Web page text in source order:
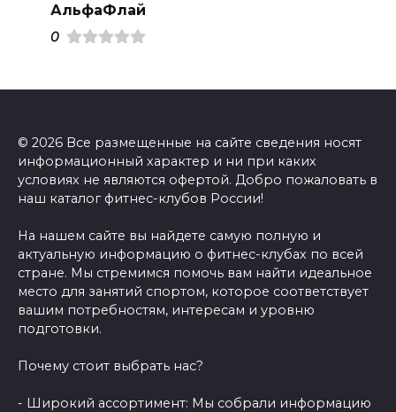
АльфаФлай
0
© 2026 Все размещенные на сайте сведения носят
информационный характер и ни при каких
условиях не являются офертой. Добро пожаловать в
наш каталог фитнес-клубов России!
На нашем сайте вы найдете самую полную и
актуальную информацию о фитнес-клубах по всей
стране. Мы стремимся помочь вам найти идеальное
место для занятий спортом, которое соответствует
вашим потребностям, интересам и уровню
подготовки.
Почему стоит выбрать нас?
- Широкий ассортимент: Мы собрали информацию